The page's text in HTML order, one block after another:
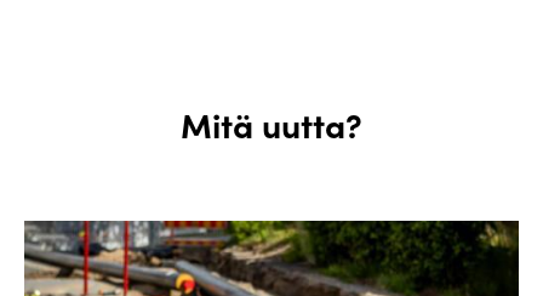
Mitä uutta?